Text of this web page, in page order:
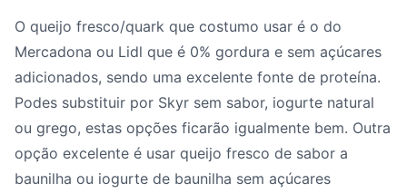
O queijo fresco/quark que costumo usar é o do
Mercadona ou Lidl que é 0% gordura e sem açúcares
adicionados, sendo uma excelente fonte de proteína.
Podes substituir por Skyr sem sabor, iogurte natural
ou grego, estas opções ficarão igualmente bem. Outra
opção excelente é usar queijo fresco de sabor a
baunilha ou iogurte de baunilha sem açúcares